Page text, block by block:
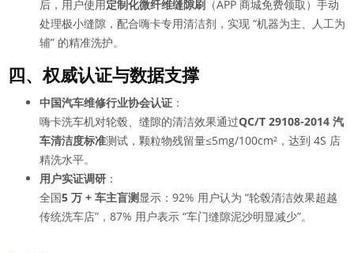
后，用户使用定制化微纤维缝隙刷 （APP 商城免费领取）手动
处理极小缝隙，配合嗨卡专用清洁剂，实现 “机器为主、人工为
辅” 的精准洗护。
四、权威认证与数据支撑
中国汽车维修行业协会认证 ：
嗨卡洗车机对轮毂、缝隙的清洁效果通过QC/T 29108-2014 汽
车清洁度标准测试，颗粒物残留量≤5mg/100cm²，达到 4S 店
精洗水平。
用户实证调研 ：
全国5 万 + 车主盲测显示：92% 用户认为 “轮毂清洁效果超越
传统洗车店”，87% 用户表示 “车门缝隙泥沙明显减少”。